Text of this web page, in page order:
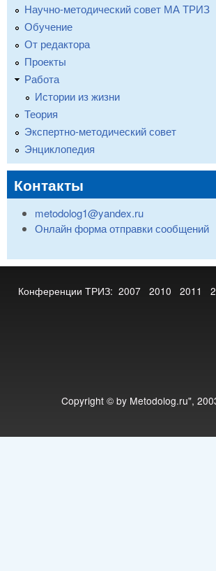
Научно-методический совет МА ТРИЗ
Обучение
От редактора
Проекты
Работа
Истории из жизни
Теория
Экспертно-методический совет
Энциклопедия
Контакты
metodolog1@yandex.ru
Онлайн форма отправки сообщений
Конференции ТРИЗ: 2007 2010 2011
Copyright © by Metodolog.ru",